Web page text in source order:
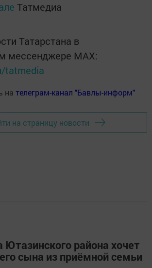
Татмедиа
Татарстана в
мессенджере MАХ:
tatmedia
на телеграм-канал "Бавлы-информ"
на страницу новости
района хочет
сына из приёмной семьи